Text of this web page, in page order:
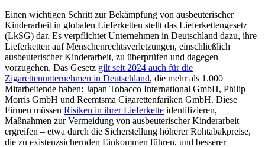
Einen wichtigen Schritt zur Bekämpfung von ausbeuterischer
Kinderarbeit in globalen Lieferketten stellt das Lieferkettengesetz
(LkSG) dar. Es verpflichtet Unternehmen in Deutschland dazu, ihre
Lieferketten auf Menschenrechtsverletzungen, einschließlich
ausbeuterischer Kinderarbeit, zu überprüfen und dagegen
vorzugehen. Das Gesetz gilt seit 2024 auch für die
Zigarettenunternehmen in Deutschland, die mehr als 1.000
Mitarbeitende haben: Japan Tobacco International GmbH, Philip
Morris GmbH und Reemtsma Cigarettenfariken GmbH. Diese
Firmen müssen Risiken in ihrer Lieferkette identifizieren,
Maßnahmen zur Vermeidung von ausbeuterischer Kinderarbeit
ergreifen – etwa durch die Sicherstellung höherer Rohtabakpreise,
die zu existenzsichernden Einkommen führen, und besserer